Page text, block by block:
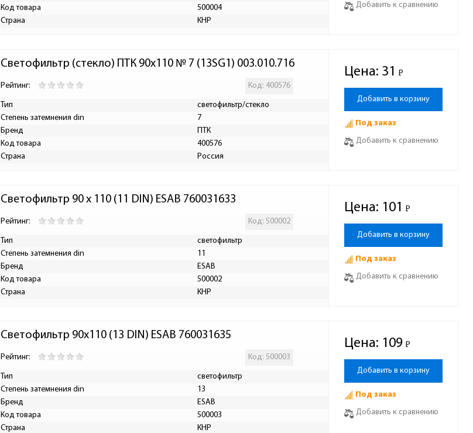
Код товара
500004
Страна
КНР
Добавить к сравнению
Светофильтр (стекло) ПТК 90х110 № 7 (13SG1) 003.010.716
Рейтинг: Код: 400576
Тип
светофильтр/стекло
Степень затемнения din
7
Бренд
ПТК
Код товара
400576
Страна
Россия
Цена: 31 Р
-
Добавить в корзину
Под заказ
Добавить к сравнению
Светофильтр 90 х 110 (11 DIN) ESAB 760031633
Рейтинг: Код: 500002
Тип
светофильтр
Степень затемнения din
11
Бренд
ESAB
Код товара
500002
Страна
КНР
Цена: 101 Р
-
Добавить в корзину
Под заказ
Добавить к сравнению
Светофильтр 90х110 (13 DIN) ESAB 760031635
Рейтинг: Код: 500003
Тип
светофильтр
Степень затемнения din
13
Бренд
ESAB
Код товара
500003
Страна
КНР
Цена: 109 Р
-
Добавить в корзину
Под заказ
Добавить к сравнению